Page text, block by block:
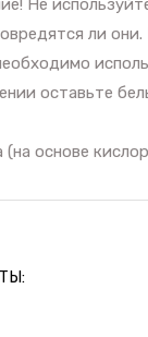
ли
оставьте
основе